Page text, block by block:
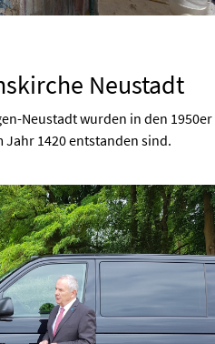
Neustadt
Neustadt wurden in den 1950er
1420 entstanden sind.